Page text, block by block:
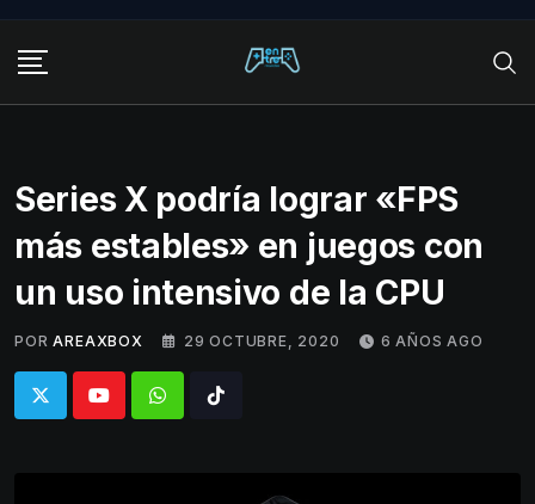
content
Series X podría lograr «FPS
más estables» en juegos con
un uso intensivo de la CPU
POR AREAXBOX 29 OCTUBRE, 2020 6 AÑOS AGO
WhatsappTiktok